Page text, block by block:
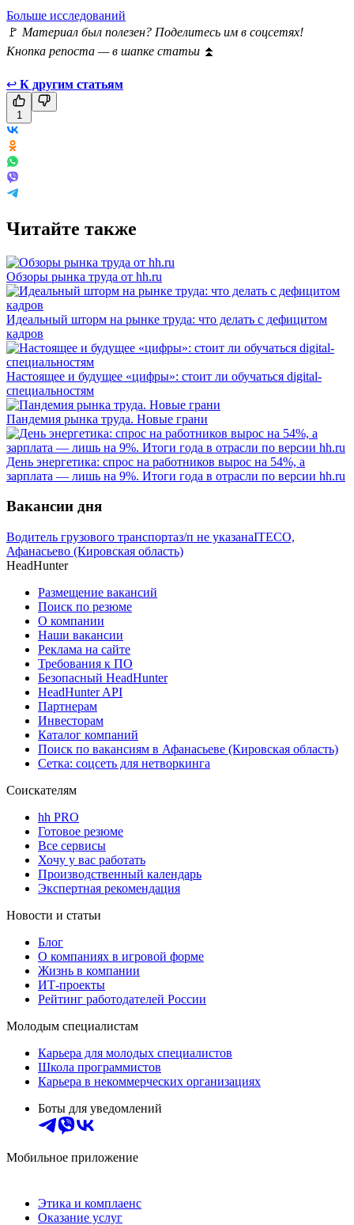
Больше исследований
🚩 Материал был полезен? Поделитесь им в соцсетях!
Кнопка репоста — в шапке статьи ⏫
↩ К другим статьям
1
Читайте также
Обзоры рынка труда от hh.ru
Идеальный шторм на рынке труда: что делать с дефицитом
кадров
Настоящее и будущее «цифры»: стоит ли обучаться digital-
специальностям
Пандемия рынка труда. Новые грани
День энергетика: спрос на работников вырос на 54%, а
зарплата — лишь на 9%. Итоги года в отрасли по версии hh.ru
Вакансии дня
Водитель грузового транспортаз/п не указанаITECO,
Афанасьево (Кировская область)
HeadHunter
Размещение вакансий
Поиск по резюме
О компании
Наши вакансии
Реклама на сайте
Требования к ПО
Безопасный HeadHunter
HeadHunter API
Партнерам
Инвесторам
Каталог компаний
Поиск по вакансиям в Афанасьеве (Кировская область)
Сетка: соцсеть для нетворкинга
Соискателям
hh PRO
Готовое резюме
Все сервисы
Хочу у вас работать
Производственный календарь
Экспертная рекомендация
Новости и статьи
Блог
О компаниях в игровой форме
Жизнь в компании
ИТ-проекты
Рейтинг работодателей России
Молодым специалистам
Карьера для молодых специалистов
Школа программистов
Карьера в некоммерческих организациях
Боты для уведомлений
Мобильное приложение
Этика и комплаенс
Оказание услуг